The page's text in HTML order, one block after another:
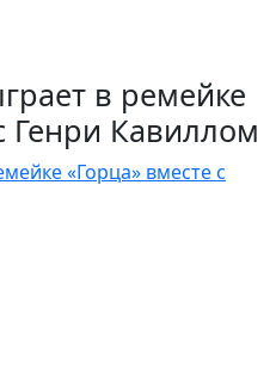
в ремейке
Генри Кавиллом
«Горца» вместе с